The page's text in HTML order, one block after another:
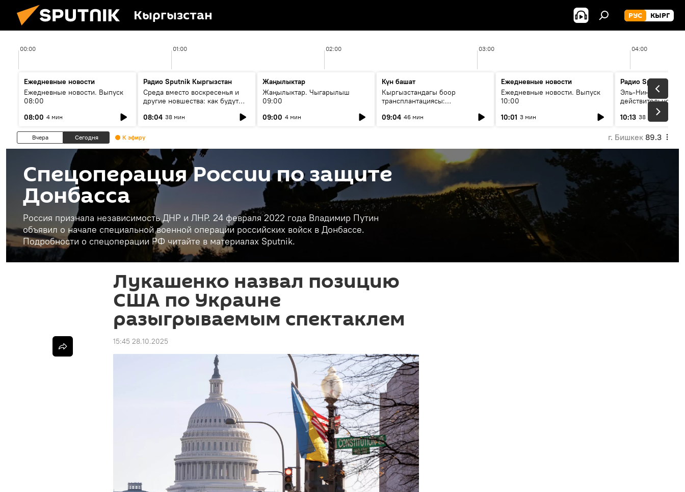
Кыргызстан РУС КЫРГ
00:00 01:00 02:00 03:00 04:00
Ежедневные новости
Ежедневные новости. Выпуск
08:00
08:00 4 мин
Радио Sputnik Кыргызстан
Среда вместо воскресенья и
другие новшества: как будут
08:04 38 мин
Жаңылыктар
Жаңылыктар. Чыгарылыш
09:00
09:00 4 мин
Күн башат
Кыргызстандагы боор
трансплантациясы:
келечеги
09:04 46 мин
Ежедневные новости
Ежедневные новости. Выпуск
10:00
10:01 3 мин
Радио Sputnik
Эль-Ниньо, жара и
действительно
погоду в
10:13 38 мин
Вчера Сегодня К эфиру г. Бишкек 89.3
Спецоперация России по защите
Донбасса
Россия признала независимость ДНР и ЛНР. 24 февраля 2022 года Владимир Путин
объявил о начале специальной военной операции российских войск в Донбассе.
Подробности о спецоперации РФ читайте в материалах Sputnik.
Лукашенко назвал позицию
США по Украине
разыгрываемым спектаклем
15:45 28.10.2025